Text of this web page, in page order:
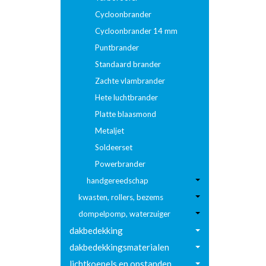
Cycloonbrander
Cycloonbrander 14 mm
Puntbrander
Standaard brander
Zachte vlambrander
Hete luchtbrander
Platte blaasmond
Metaljet
Soldeerset
Powerbrander
handgereedschap
kwasten, rollers, bezems
dompelpomp, waterzuiger
dakbedekking
dakbedekkingsmaterialen
lichtkoepels en opstanden